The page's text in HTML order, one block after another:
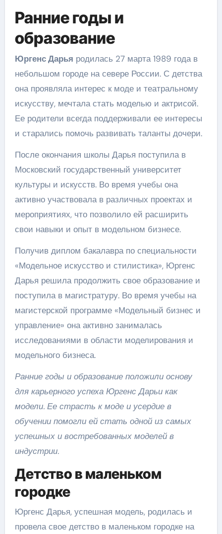
Ранние годы и
образование
Юргенс Дарья родилась 27 марта 1989 года в
небольшом городе на севере России. С детства
она проявляла интерес к моде и театральному
искусству, мечтала стать моделью и актрисой.
Ее родители всегда поддерживали ее интересы
и старались помочь развивать таланты дочери.
После окончания школы Дарья поступила в
Московский государственный университет
культуры и искусств. Во время учебы она
активно участвовала в различных проектах и
мероприятиях, что позволило ей расширить
свои навыки и опыт в модельном бизнесе.
Получив диплом бакалавра по специальности
«Модельное искусство и стилистика», Юргенс
Дарья решила продолжить свое образование и
поступила в магистратуру. Во время учебы на
магистерской программе «Модельный бизнес и
управление» она активно занималась
исследованиями в области моделирования и
модельного бизнеса.
Ранние годы и образование положили основу
для карьерного успеха Юргенс Дарьи как
модели. Ее страсть к моде и усердие в
обучении помогли ей стать одной из самых
успешных и востребованных моделей в
индустрии.
Детство в маленьком
городке
Юргенс Дарья, успешная модель, родилась и
провела свое детство в маленьком городке на